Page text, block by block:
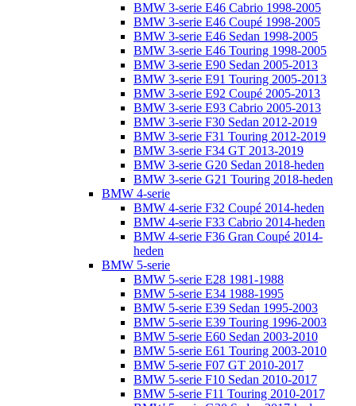
BMW 3-serie E46 Cabrio 1998-2005
BMW 3-serie E46 Coupé 1998-2005
BMW 3-serie E46 Sedan 1998-2005
BMW 3-serie E46 Touring 1998-2005
BMW 3-serie E90 Sedan 2005-2013
BMW 3-serie E91 Touring 2005-2013
BMW 3-serie E92 Coupé 2005-2013
BMW 3-serie E93 Cabrio 2005-2013
BMW 3-serie F30 Sedan 2012-2019
BMW 3-serie F31 Touring 2012-2019
BMW 3-serie F34 GT 2013-2019
BMW 3-serie G20 Sedan 2018-heden
BMW 3-serie G21 Touring 2018-heden
BMW 4-serie
BMW 4-serie F32 Coupé 2014-heden
BMW 4-serie F33 Cabrio 2014-heden
BMW 4-serie F36 Gran Coupé 2014-
heden
BMW 5-serie
BMW 5-serie E28 1981-1988
BMW 5-serie E34 1988-1995
BMW 5-serie E39 Sedan 1995-2003
BMW 5-serie E39 Touring 1996-2003
BMW 5-serie E60 Sedan 2003-2010
BMW 5-serie E61 Touring 2003-2010
BMW 5-serie F07 GT 2010-2017
BMW 5-serie F10 Sedan 2010-2017
BMW 5-serie F11 Touring 2010-2017